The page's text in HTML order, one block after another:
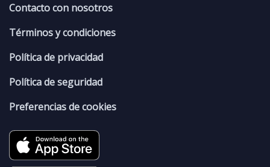
Contacto con nosotros
Términos y condiciones
Política de privacidad
Política de seguridad
Preferencias de cookies